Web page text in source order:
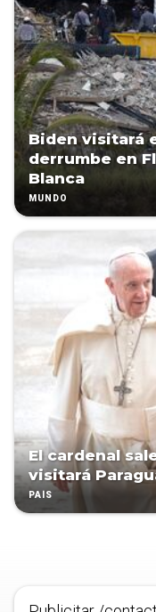
Biden visitará
derrumbe en
Blanca
MUNDO
El cardenal
visitará
PAÍS